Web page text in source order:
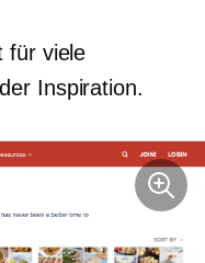
für viele
Inspiration.